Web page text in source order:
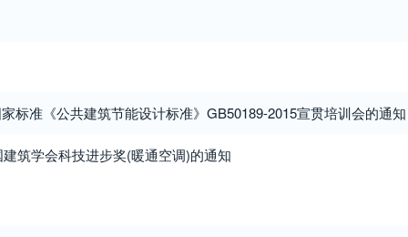
标准《公共建筑节能设计标准》GB50189-2015宣贯培训会的通知
筑学会科技进步奖(暖通空调)的通知